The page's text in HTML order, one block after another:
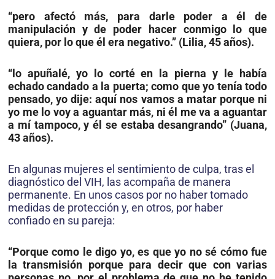
“pero afectó más, para darle poder a él de
manipulación y de poder hacer conmigo lo que
quiera, por lo que él era negativo.” (Lilia, 45 años).
“lo apuñalé, yo lo corté en la pierna y le había
echado candado a la puerta; como que yo tenía todo
pensado, yo dije: aquí nos vamos a matar porque ni
yo me lo voy a aguantar más, ni él me va a aguantar
a mí tampoco, y él se estaba desangrando” (Juana,
43 años).
En algunas mujeres el sentimiento de culpa, tras el
diagnóstico del VIH, las acompaña de manera
permanente. En unos casos por no haber tomado
medidas de protección y, en otros, por haber
confiado en su pareja:
“Porque como le digo yo, es que yo no sé cómo fue
la transmisión porque para decir que con varias